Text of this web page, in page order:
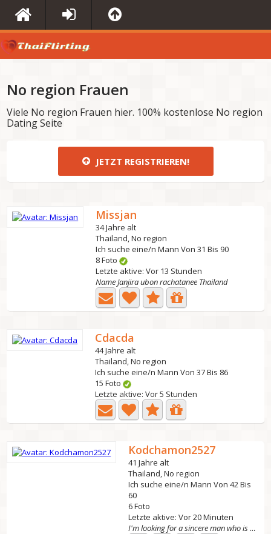
No region Frauen
Viele No region Frauen hier. 100% kostenlose No region
Dating Seite
JETZT REGISTRIEREN!
Missjan
34 Jahre alt
Thailand, No region
Ich suche eine/n Mann Von 31 Bis 90
8 Foto
Letzte aktive: Vor 13 Stunden
Name Janjira ubon rachatanee Thailand
Cdacda
44 Jahre alt
Thailand, No region
Ich suche eine/n Mann Von 37 Bis 86
15 Foto
Letzte aktive: Vor 5 Stunden
Kodchamon2527
41 Jahre alt
Thailand, No region
Ich suche eine/n Mann Von 42 Bis
60
6 Foto
Letzte aktive: Vor 20 Minuten
I'm looking for a sincere man who is ready to legally...